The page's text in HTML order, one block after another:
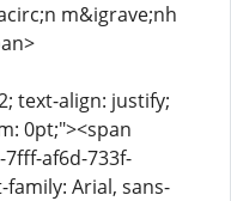
m&igrave;nh
text-align: justify;
0pt;"><span
af6d-733f-
Arial, sans-